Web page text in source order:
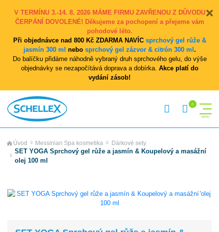
V TERMÍNU 3.-14. 8. 2026 MÁME FIRMU ZAVŘENOU Z DŮVODU
ČERPÁNÍ DOVOLENÉ! Děkujeme za pochopení a přejeme vám
pohodové léto.
Při objednávce nad 800 Kč ZDARMA NAVÍC sprchový gel růže &
jasmín 300 ml nebo sprchový gel zázvor & citrón 300 ml .
Do balíčku přidáme náhodně vybraný druh sprchového gelu, do výše
objednávky se nezapočítává doprava a dobírka. Akce platí do
vydání zásob!
Úvod Messinian Spa kosmetika Dárkové sety
SET YOGA Sprchový gel růže a jasmín & Koupelový a masážní
olej 100 ml